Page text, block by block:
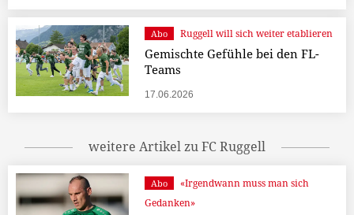
Abo Ruggell will sich weiter etablieren
Gemischte Gefühle bei den FL-
Teams
17.06.2026
weitere Artikel zu FC Ruggell
Abo
«Irgendwann muss man sich
Gedanken»